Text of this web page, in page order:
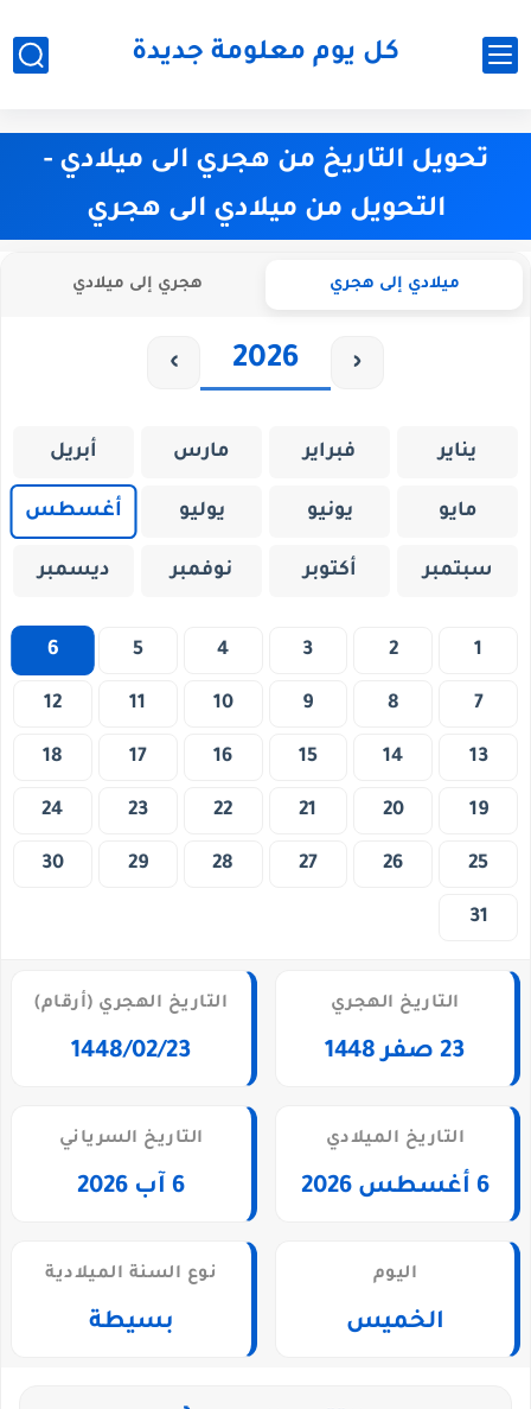
كل يوم معلومة جديدة
تحويل التاريخ من هجري الى ميلادي -
التحويل من ميلادي الى هجري
ميلادي إلى هجري هجري إلى ميلادي
‹
›
يناير فبراير مارس أبريل
مايو يونيو يوليو أغسطس
سبتمبر أكتوبر نوفمبر ديسمبر
1
2
3
4
5
6
7
8
9
10
11
12
13
14
15
16
17
18
19
20
21
22
23
24
25
26
27
28
29
30
31
التاريخ الهجري
23 صفر 1448
التاريخ الهجري (أرقام)
1448/02/23
التاريخ الميلادي
6 أغسطس 2026
التاريخ السرياني
6 آب 2026
اليوم
الخميس
نوع السنة الميلادية
بسيطة